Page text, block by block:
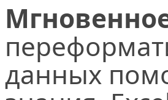
данных